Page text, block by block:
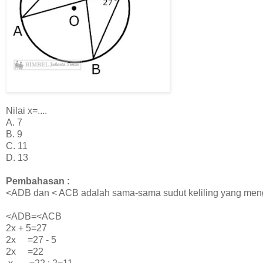
Nilai x=....
A. 7
B. 9
C. 11
D. 13
Pembahasan :
<ADB dan < ACB adalah sama-sama sudut keliling yang
<ADB=<ACB
2x + 5=27
2x =27 - 5
2x =22